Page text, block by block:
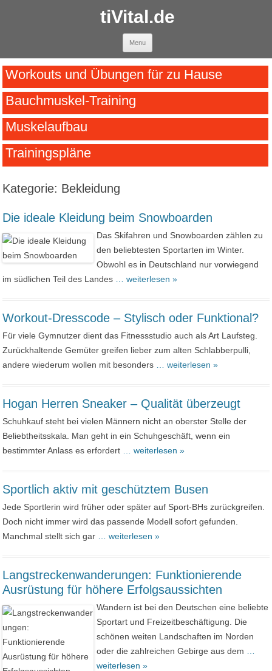
tiVital.de
Menu
Workouts und Übungen für zu Hause
Bauchmuskel-Training
Muskelaufbau
Trainingspläne
Kategorie: Bekleidung
Die ideale Kleidung beim Snowboarden
Das Skifahren und Snowboarden zählen zu
den beliebtesten Sportarten im Winter.
Obwohl es in Deutschland nur vorwiegend
im südlichen Teil des Landes
… weiterlesen »
Workout-Dresscode – Stylisch oder Funktional?
Für viele Gymnutzer dient das Fitnessstudio auch als Art Laufsteg.
Zurückhaltende Gemüter greifen lieber zum alten Schlabberpulli,
andere wiederum wollen mit besonders
… weiterlesen »
Hogan Herren Sneaker – Qualität überzeugt
Schuhkauf steht bei vielen Männern nicht an oberster Stelle der
Beliebtheitsskala. Man geht in ein Schuhgeschäft, wenn ein
bestimmter Anlass es erfordert
… weiterlesen »
Sportlich aktiv mit geschütztem Busen
Jede Sportlerin wird früher oder später auf Sport-BHs zurückgreifen.
Doch nicht immer wird das passende Modell sofort gefunden.
Manchmal stellt sich gar
… weiterlesen »
Langstreckenwanderungen: Funktionierende
Ausrüstung für höhere Erfolgsaussichten
Wandern ist bei den Deutschen eine beliebte
Sportart und Freizeitbeschäftigung. Die
schönen weiten Landschaften im Norden
oder die zahlreichen Gebirge aus dem
weiterlesen »